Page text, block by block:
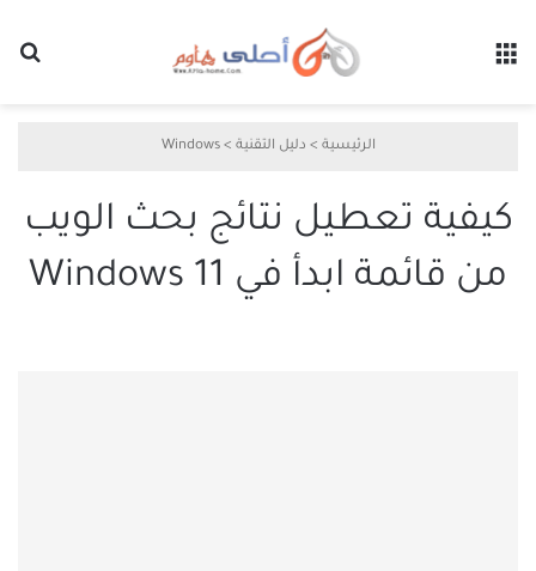
الرئيسية > دليل التقنية >
Windows
كيفية تعطيل نتائج بحث الويب
من قائمة ابدأ في Windows 11